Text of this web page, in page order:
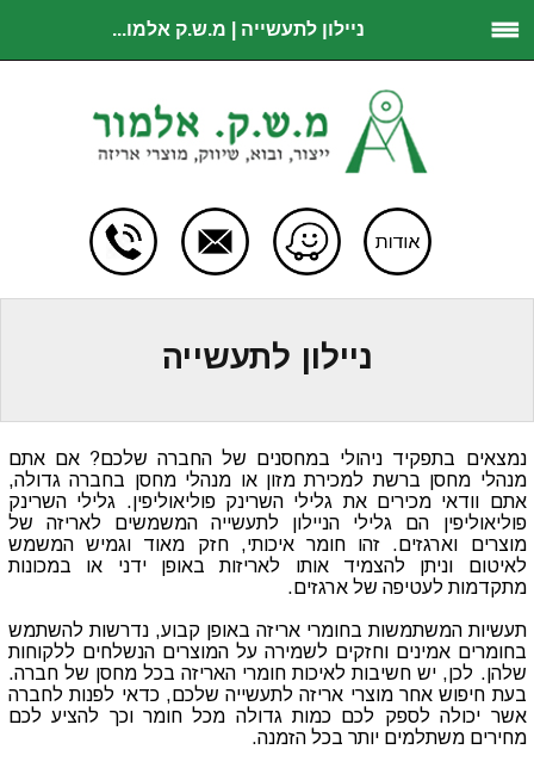
ניילון לתעשייה | מ.ש.ק אלמו...
ניילון לתעשייה
נמצאים בתפקיד ניהולי במחסנים של החברה שלכם? אם אתם
מנהלי מחסן ברשת למכירת מזון או מנהלי מחסן בחברה גדולה,
אתם וודאי מכירים את גלילי השרינק פוליאוליפין. גלילי השרינק
פוליאוליפין הם גלילי הניילון לתעשייה המשמשים לאריזה של
מוצרים וארגזים. זהו חומר איכותי, חזק מאוד וגמיש המשמש
לאיטום וניתן להצמיד אותו לאריזות באופן ידני או במכונות
מתקדמות לעטיפה של ארגזים.
תעשיות המשתמשות בחומרי אריזה באופן קבוע, נדרשות להשתמש
בחומרים אמינים וחזקים לשמירה על המוצרים הנשלחים ללקוחות
שלהן. לכן, יש חשיבות לאיכות חומרי האריזה בכל מחסן של חברה.
בעת חיפוש אחר מוצרי אריזה לתעשייה שלכם, כדאי לפנות לחברה
אשר יכולה לספק לכם כמות גדולה מכל חומר וכך להציע לכם
מחירים משתלמים יותר בכל הזמנה.